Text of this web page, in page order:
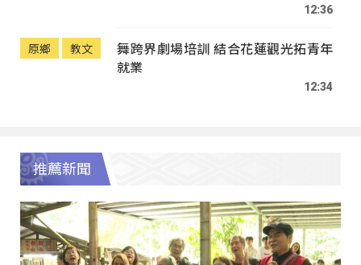
12:36
原鄉 教文
舞跨界劇場培訓 結合花蓮觀光拓青年
就業
12:34
推薦新聞